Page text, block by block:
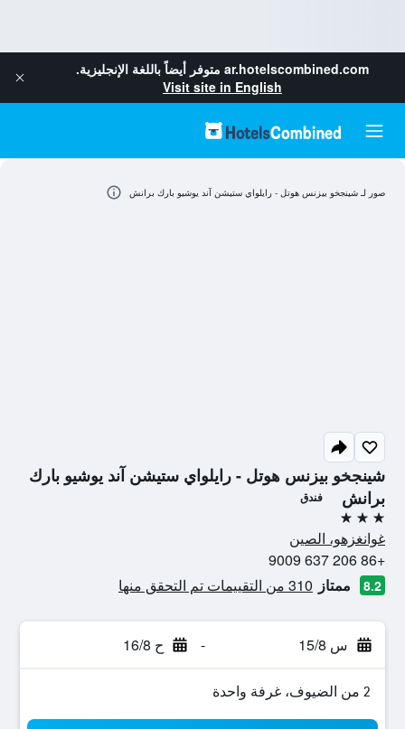
ar.hotelscombined.com متوفر أيضاً باللغة الإنجليزية.
Visit site in English
شينجخو بيزنس هوتل - رايلواي ستيشن آند يوشيو بارك
برانش
فندق
3 نجوم
غوانغزهو، الصين
+86 206 637 9009
8.2 ممتاز 310 من التقييمات تم التحقق منها
س 15/8 - ح 16/8
2 من الضيوف، غرفة واحدة
صور لـ شينجخو بيزنس هوتل - رايلواي ستيشن آند يوشيو بارك برانش